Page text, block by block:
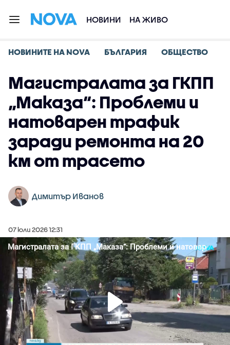
НОВИНИ НА ЖИВО
НОВИНИТЕ НА NOVA БЪЛГАРИЯ ОБЩЕСТВО
Магистралата за ГКПП
„Маказа“: Проблеми и
натоварен трафик
заради ремонта на 20
км от трасето
Димитър Иванов
07 юли 2026 12:31